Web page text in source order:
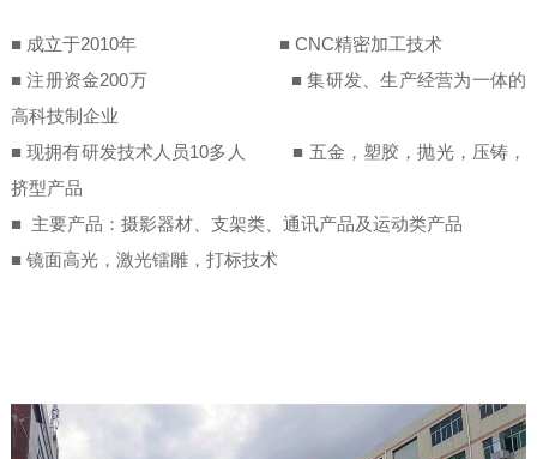
■ 成立于2010年 ■ CNC精密加工技术
■ 注册资金200万 ■ 集研发、生产经营为一体的
高科技制企业
■ 现拥有研发技术人员10多人 ■ 五金，塑胶，抛光，压铸，
挤型产品
■ 主要产品：摄影器材、支架类、通讯产品及运动类产品
■ 镜面高光，激光镭雕，打标技术